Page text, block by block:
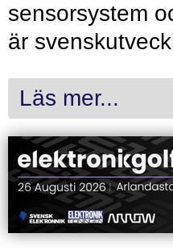
sensorsystem
är
Läs mer...